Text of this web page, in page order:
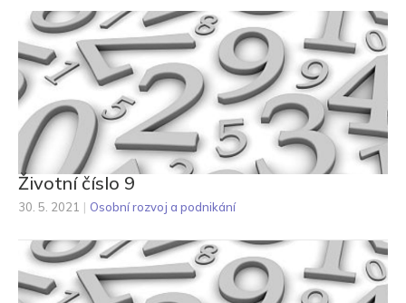
Životní číslo 9
30. 5. 2021 | Osobní rozvoj a podnikání